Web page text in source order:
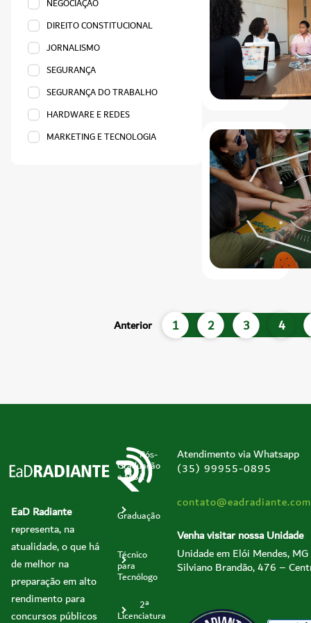
NEGOCIAÇÃO
DIREITO CONSTITUCIONAL
JORNALISMO
SEGURANÇA
SEGURANÇA DO TRABALHO
HARDWARE E REDES
MARKETING E TECNOLOGIA
Anterior 1 2 3 4
EaD Radiante
representa, na
atualidade, o que há
de melhor na
preparação em alto
rendimento para
concursos públicos
Pós-
Graduação
e MBA
Graduação
Técnico
para
Tecnólogo
2ª
Licenciatura
Atendimento via Whatsapp
(35) 99955-0895
Venha visitar nossa Unidade
Unidade em Elói Mendes, MG
Silviano Brandão, 476 –